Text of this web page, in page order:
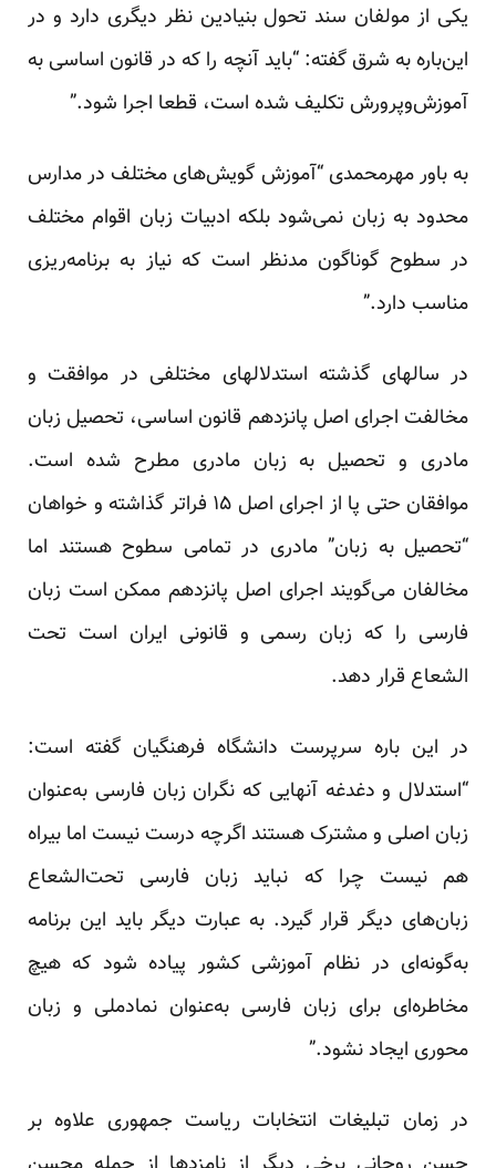
یکی از مولفان سند تحول بنیادین نظر دیگری دارد و در
این‌باره به شرق گفته: “باید آنچه را که در قانون اساسی به
آموزش‌وپرورش تکلیف شده است، قطعا اجرا شود.”
به باور مهرمحمدی “آموزش گویش‌های مختلف در مدارس
محدود به زبان نمی‌شود بلکه ادبیات زبان اقوام مختلف
در سطوح گوناگون مدنظر است که نیاز به برنامه‌ریزی
مناسب دارد.”
در سالهای گذشته استدلالهای مختلفی در موافقت و
مخالفت اجرای اصل پانزدهم قانون اساسی، تحصیل زبان
مادری و تحصیل به زبان مادری مطرح شده است.
موافقان حتی پا از اجرای اصل ۱۵ فراتر گذاشته و خواهان
“تحصیل به زبان” مادری در تمامی سطوح هستند اما
مخالفان می‌گویند اجرای اصل پانزدهم ممکن است زبان
فارسی را که زبان رسمی و قانونی ایران است تحت
الشعاع قرار دهد.
در این باره سرپرست دانشگاه فرهنگیان گفته است:
“استدلال و دغدغه آنهایی که نگران زبان فارسی به‌عنوان
زبان اصلی و مشترک هستند اگرچه درست نیست اما بیراه
هم نیست چرا که نباید زبان فارسی تحت‌الشعاع
زبان‌های دیگر قرار گیرد. به عبارت دیگر باید این برنامه
به‌گونه‌ای در نظام آموزشی کشور پیاده شود که هیچ
مخاطره‌ای برای زبان فارسی به‌عنوان نمادملی و زبان
محوری ایجاد نشود.”
در زمان تبلیغات انتخابات ریاست جمهوری علاوه بر